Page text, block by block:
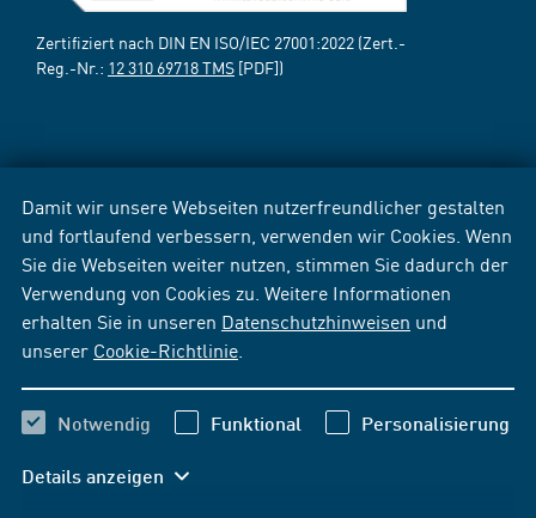
Damit wir unsere Webseiten nutzerfreundlicher gestalten
und fortlaufend verbessern, verwenden wir Cookies. Wenn
Sie die Webseiten weiter nutzen, stimmen Sie dadurch der
Verwendung von Cookies zu. Weitere Informationen
erhalten Sie in unseren Datenschutzhinweisen und
unserer Cookie-Richtlinie
Notwendig Funktional Personalisierung
Details anzeigen
Zertifiziert nach DIN EN ISO/IEC 27001:2022 (Zert.-
Reg.-Nr.: 12 310 69718 TMS [PDF])